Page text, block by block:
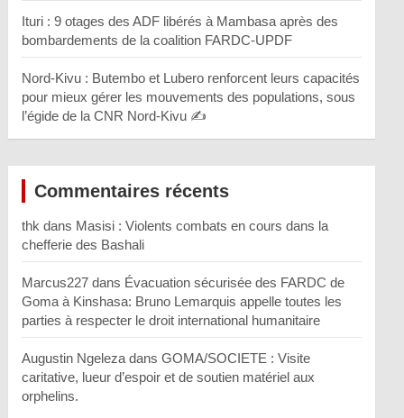
Ituri : 9 otages des ADF libérés à Mambasa après des
bombardements de la coalition FARDC-UPDF
Nord-Kivu : Butembo et Lubero renforcent leurs capacités
pour mieux gérer les mouvements des populations, sous
l’égide de la CNR Nord-Kivu ✍️
Commentaires récents
thk dans Masisi : Violents combats en cours dans la
chefferie des Bashali
Marcus227 dans Évacuation sécurisée des FARDC de
Goma à Kinshasa: Bruno Lemarquis appelle toutes les
parties à respecter le droit international humanitaire
Augustin Ngeleza dansGOMA/SOCIETE : Visite
caritative, lueur d’espoir et de soutien matériel aux
orphelins.